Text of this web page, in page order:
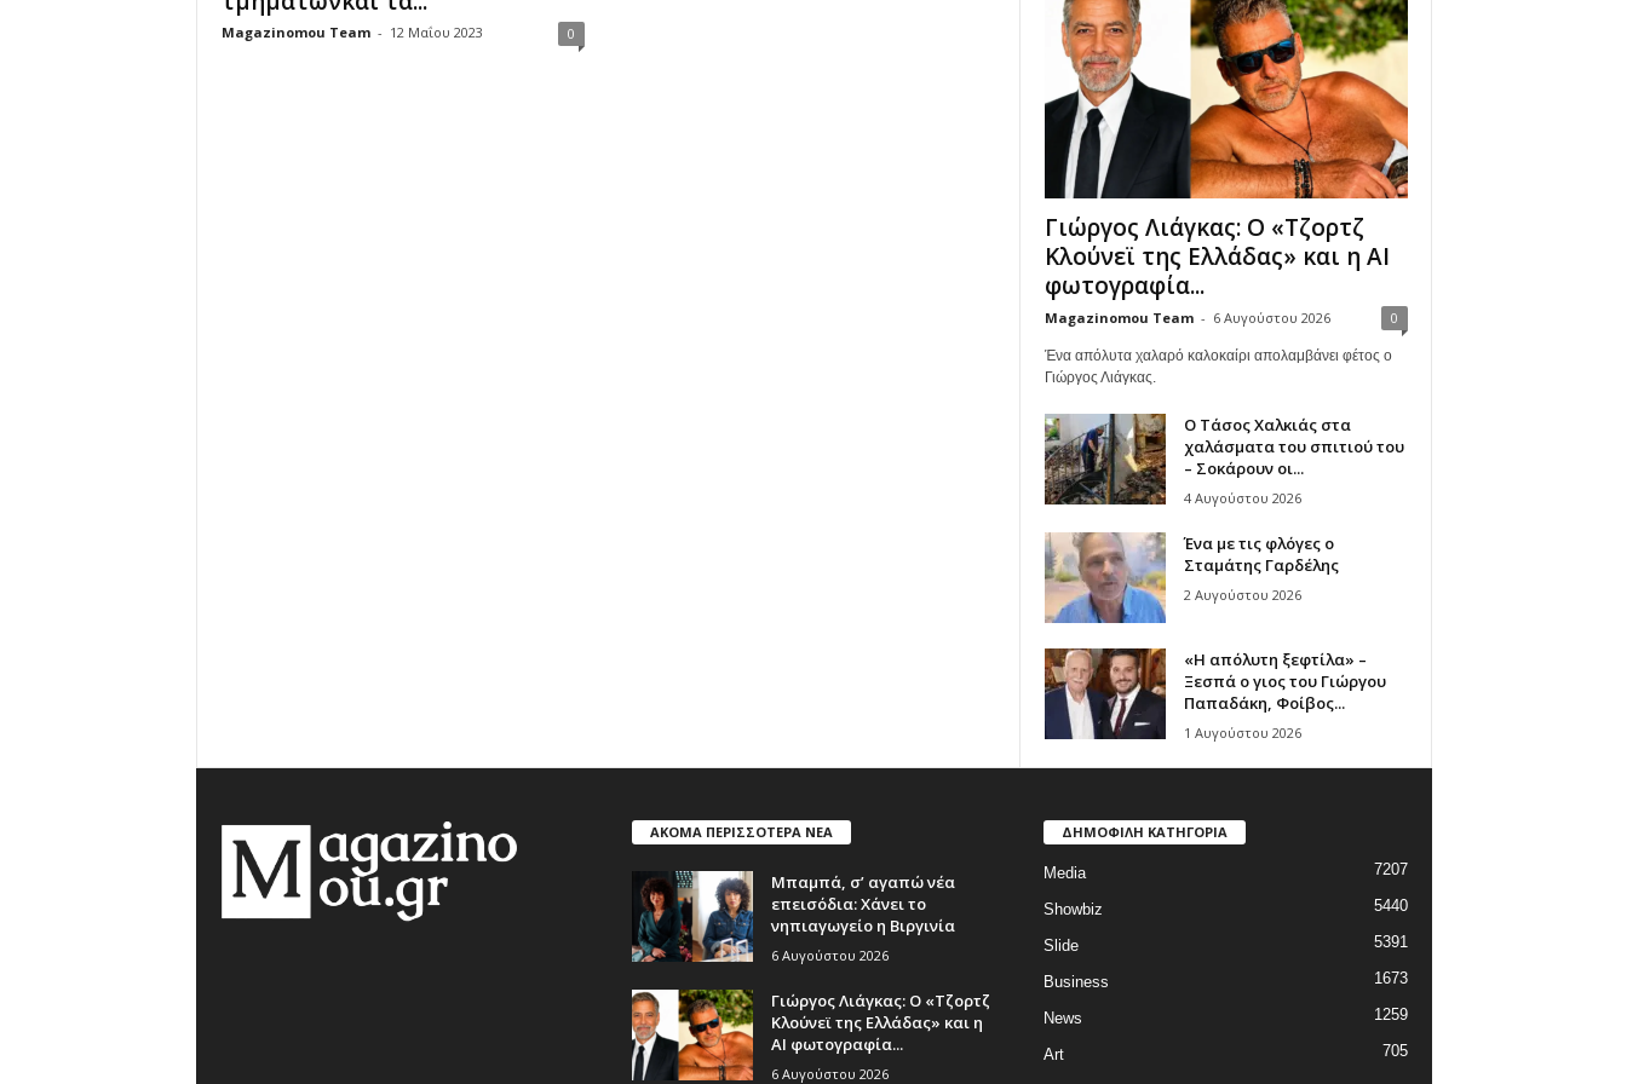
u
Magazinomou Team - 12 Μαΐου 2023 0
Γιώργος Λιάγκας: Ο «Τζορτζ
Κλούνεϊ της Ελλάδας» και η AI
φωτογραφία...
Magazinomou Team - 6 Αυγούστου 2026 0
Ένα απόλυτα χαλαρό καλοκαίρι απολαμβάνει φέτος ο
Γιώργος Λιάγκας.
Ο Τάσος Χαλκιάς στα
χαλάσματα του σπιτιού του
– Σοκάρουν οι...
4 Αυγούστου 2026
Ένα με τις φλόγες ο
Σταμάτης Γαρδέλης
2 Αυγούστου 2026
«Η απόλυτη ξεφτίλα» –
Ξεσπά ο γιος του Γιώργου
Παπαδάκη, Φοίβος...
1 Αυγούστου 2026
ΑΚΟΜΑ ΠΕΡΙΣΣΟΤΕΡΑ ΝΕΑ
Μπαμπά, σ’ αγαπώ νέα
επεισόδια: Χάνει το
νηπιαγωγείο η Βιργινία
6 Αυγούστου 2026
Γιώργος Λιάγκας: Ο «Τζορτζ
Κλούνεϊ της Ελλάδας» και η
AI φωτογραφία...
6 Αυγούστου 2026
ΔΗΜΟΦΙΛΗ ΚΑΤΗΓΟΡΙΑ
Media 7207
Showbiz 5440
Slide 5391
Business 1673
News 1259
Art 705